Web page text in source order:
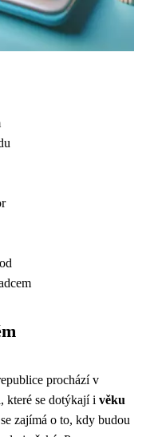
prochází v
které se dotýkají i věku
zajímá o to, kdy budou